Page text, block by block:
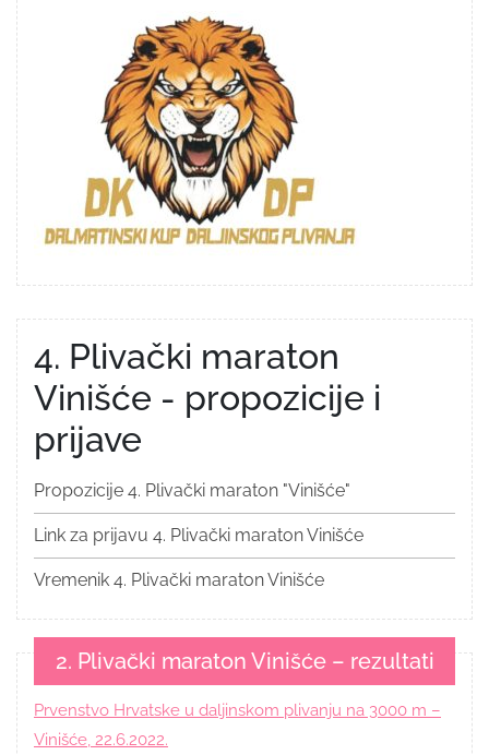
4. Plivački maraton
Vinišće - propozicije i
prijave
Propozicije 4. Plivački maraton "Vinišće"
Link za prijavu 4. Plivački maraton Vinišće
Vremenik 4. Plivački maraton Vinišće
2. Plivački maraton Vinišće – rezultati
Prvenstvo Hrvatske u daljinskom plivanju na 3000 m –
Vinišće, 22.6.2022.